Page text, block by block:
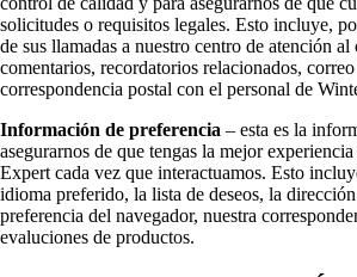
solicitudes o requisitos legales. Esto incluye,
de sus llamadas a nuestro centro de atención al
comentarios, recordatorios relacionados,
correspondencia postal con el personal de
Información de preferencia – esta es la
asegurarnos de que tengas la mejor
Expert cada vez que interactuamos. Esto
idioma preferido, la lista de deseos, la
preferencia del navegador, nuestra
evaluciones de productos.